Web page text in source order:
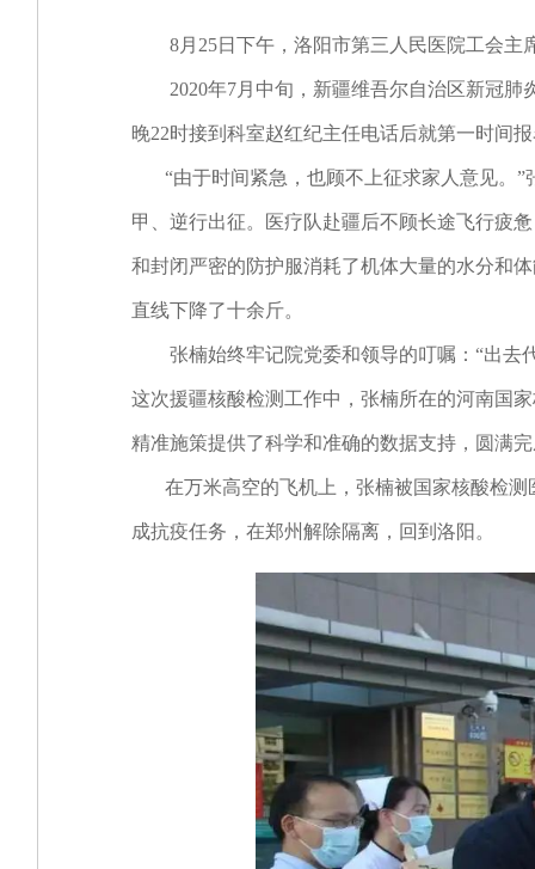
8月25日下午，洛阳市第三人民医院工会主
2020年7月中旬，新疆维吾尔自治区新冠肺
晚22时接到科室赵红纪主任电话后就第一时间
“由于时间紧急，也顾不上征求家人意见。”
甲、逆行出征。医疗队赴疆后不顾长途飞行疲
和封闭严密的防护服消耗了机体大量的水分和
直线下降了十余斤。
张楠始终牢记院党委和领导的叮嘱：“出去代
这次援疆核酸检测工作中，张楠所在的河南国
精准施策提供了科学和准确的数据支持，圆满
在万米高空的飞机上，张楠被国家核酸检测
成抗疫任务，在郑州解除隔离，回到洛阳。